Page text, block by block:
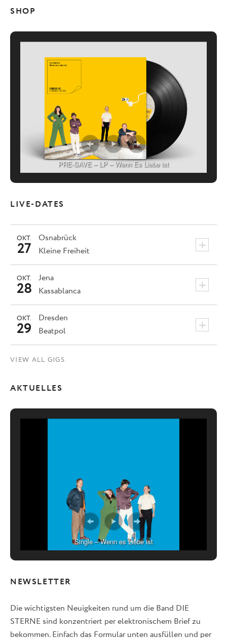
SHOP
PRE-SAVE – LP – Wenn Es Liebe ist
LIVE-DATES
Osnabrück +
OKT.
27 Kleine Freiheit
Jena +
OKT.
28 Kassablanca
Dresden +
OKT.
29 Beatpol
VIEW ALL GIGS
AKTUELLES
Single – Wenn es Liebe ist
NEWSLETTER
Die wichtigsten Neuigkeiten rund um die Band DIE
STERNE sind konzentriert per elektronischem Brief zu
bekommen. Einfach das Formular unten ausfüllen und per